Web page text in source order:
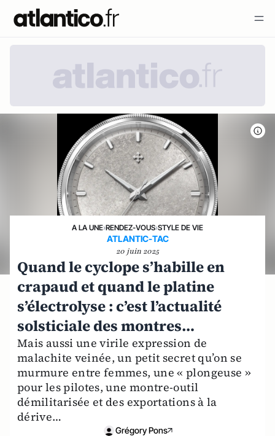
A LA UNE›RENDEZ-VOUS›STYLE DE VIE
ATLANTIC-TAC
20 juin 2025
Quand le cyclope s’habille en
crapaud et quand le platine
s’électrolyse : c’est l’actualité
solsticiale des montres…
Mais aussi une virile expression de
malachite veinée, un petit secret qu’on se
murmure entre femmes, une « plongeuse »
pour les pilotes, une montre-outil
démilitarisée et des exportations à la
dérive…
Grégory Pons